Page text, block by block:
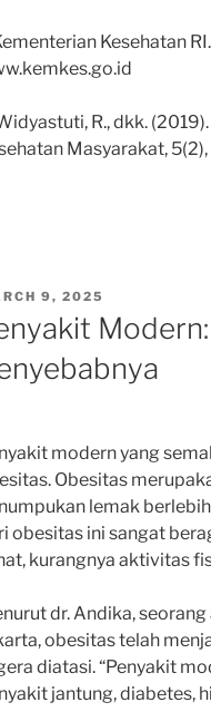
Kesehatan
R., dkk.
Masyarakat, 5(2),
9, 2025
modern yang
Obesitas
lemak
obesitas ini sangat
kurangnya aktivitas
dr. Andika,
obesitas telah
diatasi. “Penyakit
jantung, diabetes,